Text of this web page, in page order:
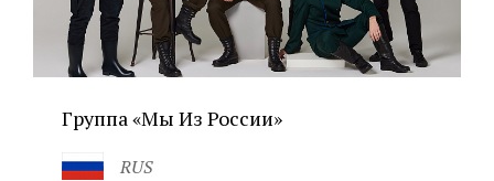
Группа «Мы Из России»
RUS